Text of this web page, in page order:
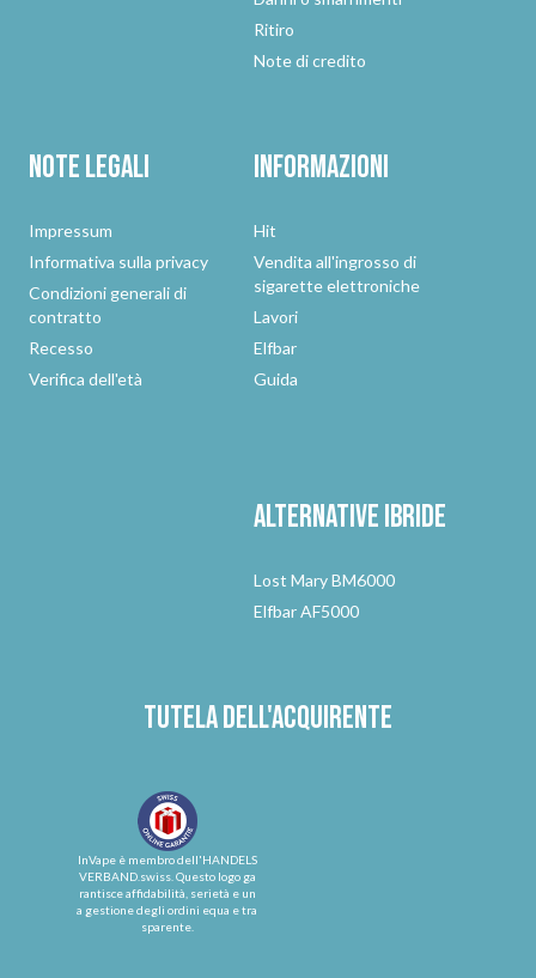
Ritiro
Note di credito
Note legali
Impressum
Informativa sulla privacy
Condizioni generali di
contratto
Recesso
Verifica dell'età
Informazioni
Hit
Vendita all'ingrosso di
sigarette elettroniche
Lavori
Elfbar
Guida
Alternativeibride
Lost Mary BM6000
Elfbar AF5000
Tutela dell'acquirente
InVape è membro dell'HANDELS
VERBAND.swiss. Questo logo ga
rantisce affidabilità, serietà e un
a gestione degli ordini equa e tra
sparente.